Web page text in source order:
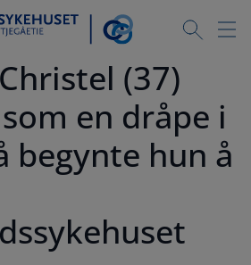
(37)
en dråpe i
begynte hun å